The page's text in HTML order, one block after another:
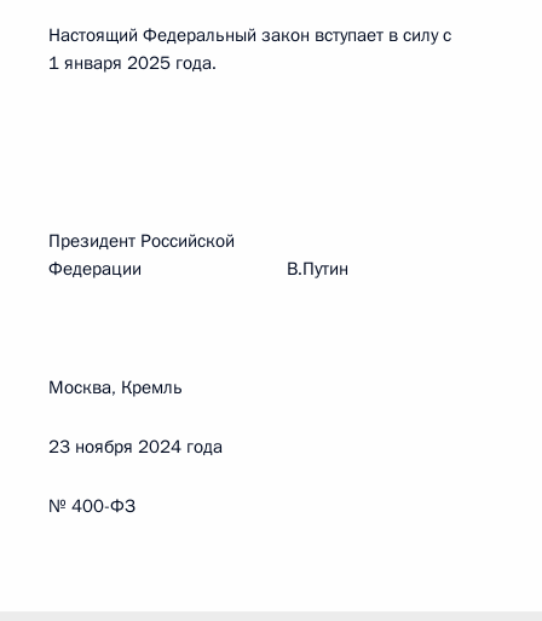
Настоящий Федеральный закон вступает в силу с
1 января 2025 года.
Президент Российской
Федерации В.Путин
Москва, Кремль
23 ноября 2024 года
№ 400-ФЗ